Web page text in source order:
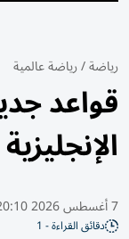
رياضة/رياضة عالمية
قواعد
7 أغسطس 2026 20:10 مساء
دقائق القراءة - 1